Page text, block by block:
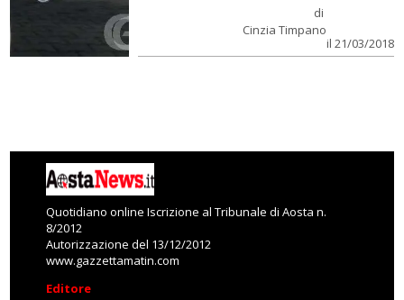
di
Cinzia Timpano
il 21/03/2018
Quotidiano online Iscrizione al Tribunale di Aosta n.
8/2012
Autorizzazione del 13/12/2012
www.gazzettamatin.com
Editore